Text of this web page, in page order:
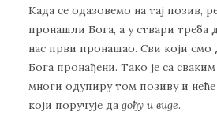
Када се одазовемо на тај позив,
пронашли Бога, а у ствари треба
нас први пронашао. Сви који смо
Бога пронађени. Тако је са
многи одупиру том позиву и неће
који поручује да дођу и виде.